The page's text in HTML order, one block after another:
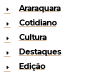
Araraquara
Cotidiano
Cultura
Destaques
Edição